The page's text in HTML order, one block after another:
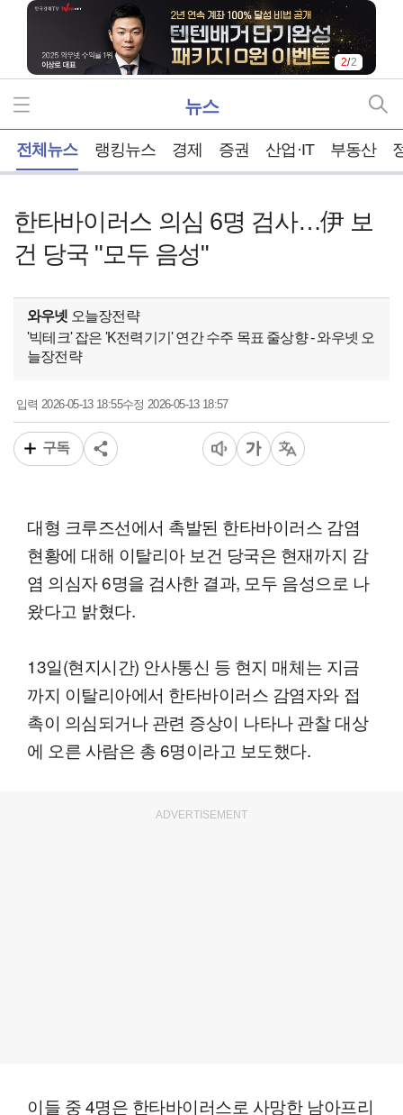
2/2
뉴스
전체뉴스 랭킹뉴스 경제 증권 산업·IT 부동산
한타바이러스 의심 6명 검사…伊 보
건 당국 "모두 음성"
와우넷 오늘장전략
'빅테크' 잡은 'K전력기기' 연간 수주 목표 줄상향 - 와우넷 오
늘장전략
입력 2026-05-13 18:55수정 2026-05-13 18:57
구독
대형 크루즈선에서 촉발된 한타바이러스 감염
현황에 대해 이탈리아 보건 당국은 현재까지 감
염 의심자 6명을 검사한 결과, 모두 음성으로 나
왔다고 밝혔다.
13일(현지시간) 안사통신 등 현지 매체는 지금
까지 이탈리아에서 한타바이러스 감염자와 접
촉이 의심되거나 관련 증상이 나타나 관찰 대상
에 오른 사람은 총 6명이라고 보도했다.
ADVERTISEMENT
이들 중 4명은 한타바이러스로 사망한 남아프리